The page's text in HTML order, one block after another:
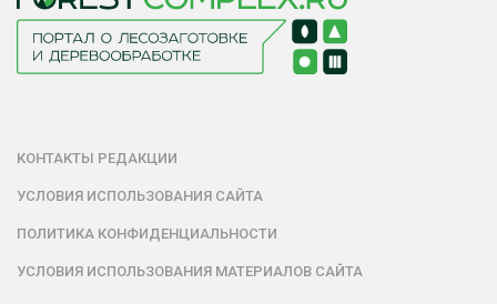
КОНТАКТЫ РЕДАКЦИИ
УСЛОВИЯ ИСПОЛЬЗОВАНИЯ САЙТА
ПОЛИТИКА КОНФИДЕНЦИАЛЬНОСТИ
УСЛОВИЯ ИСПОЛЬЗОВАНИЯ МАТЕРИАЛОВ САЙТА